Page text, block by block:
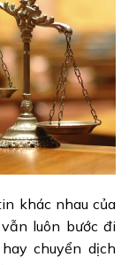
khác nhau của
luôn bước đi
chuyển dịch